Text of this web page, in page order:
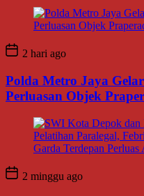
2 hari ago
Polda Metro Jaya
Perluasan Objek
2 minggu ago